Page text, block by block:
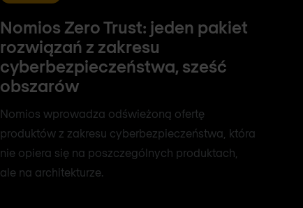
Nomios Zero Trust: jeden pakiet
rozwiązań z zakresu
cyberbezpieczeństwa, sześć
obszarów
Nomios wprowadza odświeżoną ofertę
produktów z zakresu cyberbezpieczeństwa, która
nie opiera się na poszczególnych produktach,
ale na architekturze.